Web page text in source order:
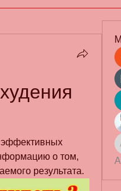
эффективных
о том,
результата.